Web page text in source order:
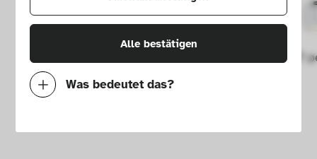
Alle bestätigen
Was bedeutet das?
Mit diesen Cookies können wir durch
Guise 2277